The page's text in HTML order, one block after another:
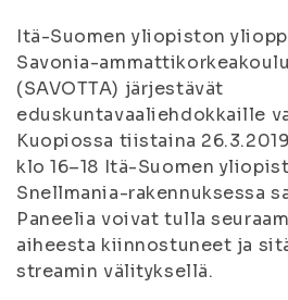
Itä-Suomen yliopiston
Savonia-
(SAVOTTA) järjestävät
eduskuntavaaliehdokkaille
Kuopiossa tiistaina
klo 16–18 Itä-Suomen
Snellmania-rakennuksessa
Paneelia voivat tulla
aiheesta kiinnostuneet ja
streamin välityksellä.